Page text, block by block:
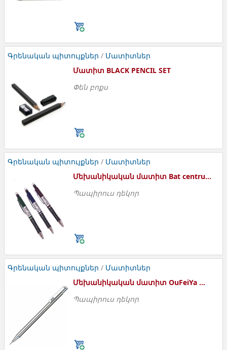
Գրենական պիտույքներ / Մատիտներ
Մատիտ BLACK PENCIL SET
Փեն բոքս
Գրենական պիտույքներ / Մատիտներ
Մեխանիկական մատիտ Bat centrum
Պապիրուս դեկոր
Գրենական պիտույքներ / Մատիտներ
Մեխանիկական մատիտ OuFeiYa Metal pencil
Պապիրուս դեկոր